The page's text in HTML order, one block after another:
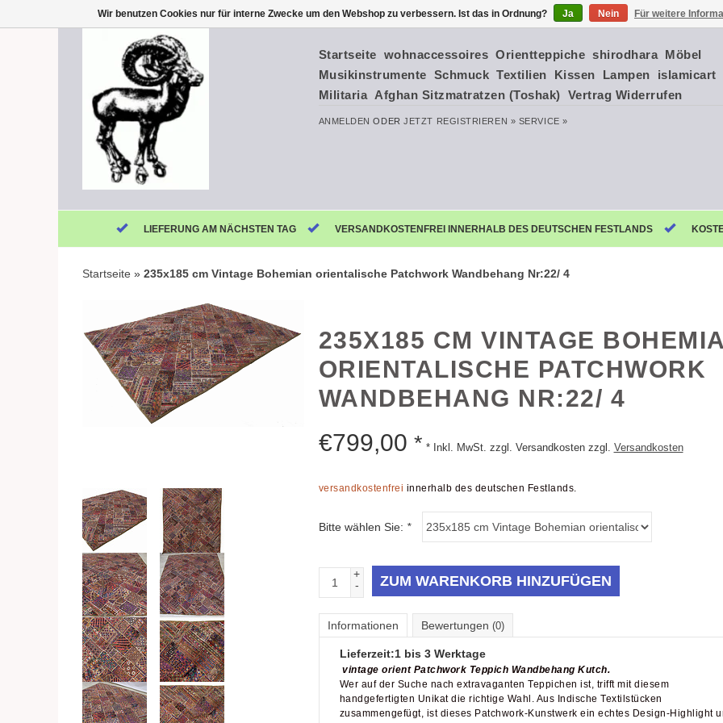
Startseite wohnaccessoires Orientteppiche shirodhara Möbel
Musikinstrumente Schmuck Textilien Kissen Lampen
islamicart
Militaria Afghan Sitzmatratzen (Toshak) Vertrag Widerrufen
ANMELDEN ODERJETZT REGISTRIEREN » SERVICE »
LIEFERUNG AM NÄCHSTEN TAG VERSANDKOSTENFREI INNERHALB DES DEUTSCHEN FESTLANDS
Startseite » 235x185 cm Vintage Bohemian orientalische Patchwork Wandbehang Nr:22/ 4
235X185 CM VINTAGE
ORIENTALISCHE PATCHWORK
WANDBEHANG NR:22/ 4
€799,00 * * Inkl. MwSt. zzgl. Versandkosten zzgl. Versandkosten
versandkostenfrei innerhalb des deutschen Festlands.
Bitte wählen Sie: *
+
-
ZUM WARENKORB HINZUFÜGEN
Informationen Bewertungen (0)
Lieferzeit:1 bis 3 Werktage
vintage orient Patchwork Teppich Wandbehang Kutch.
Wer auf der Suche nach extravaganten Teppichen ist, trifft mit diesem
handgefertigten Unikat die richtige Wahl. Aus Indische Textilstücken
zusammengefügt, ist dieses Patchwork-Kunstwerk ein echtes Design-Highlight
Wir benutzen Cookies nur für interne Zwecke um den Webshop zu verbessern. Ist das in Ordnung? Ja Nein Für weitere